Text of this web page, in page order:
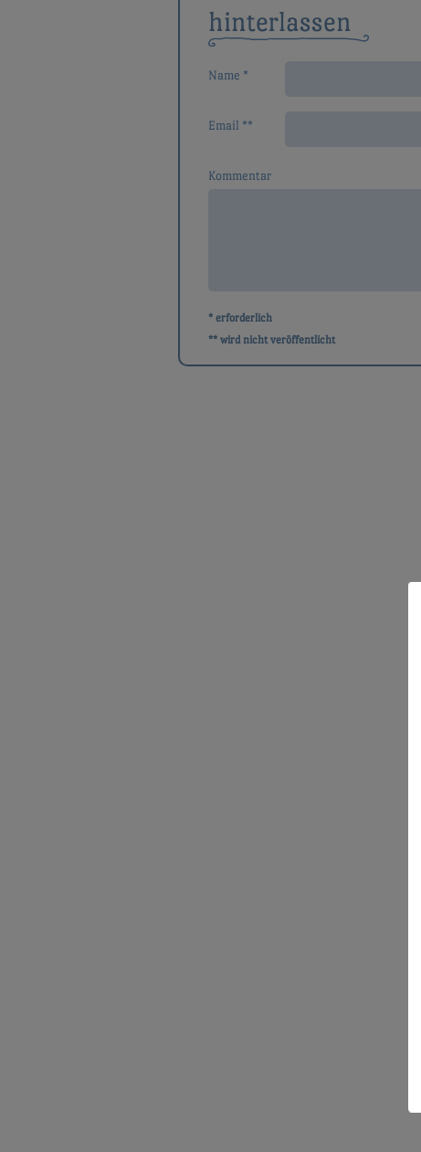
hinterlassen
Name *
Email **
Kommentar
* erforderlich
** wird nicht veröffentlicht